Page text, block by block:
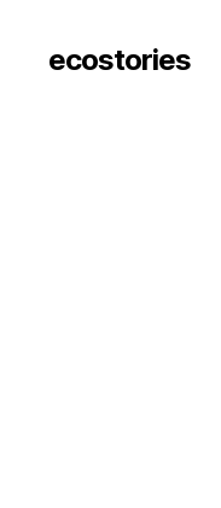
ecostories